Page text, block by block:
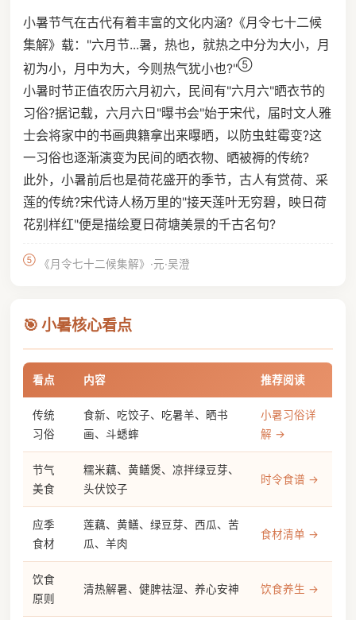
小暑节气在古代有着丰富的文化内涵?《月令七十二候
集解》载："六月节...暑，热也，就热之中分为大小，月
初为小，月中为大，今则热气犹小也?"⑤
小暑时节正值农历六月初六，民间有"六月六"晒衣节的
习俗?据记载，六月六日"曝书会"始于宋代，届时文人雅
士会将家中的书画典籍拿出来曝晒，以防虫蛀霉变?这
一习俗也逐渐演变为民间的晒衣物、晒被褥的传统?
此外，小暑前后也是荷花盛开的季节，古人有赏荷、采
莲的传统?宋代诗人杨万里的"接天莲叶无穷碧，映日荷
花别样红"便是描绘夏日荷塘美景的千古名句?
⑤ 《月令七十二候集解》·元·吴澄
🎯 小暑核心看点
看点 内容 推荐阅读
传统
习俗
食新、吃饺子、吃暑羊、晒书
画、斗蟋蟀
小暑习俗详
解 →
节气
美食
糯米藕、黄鳝煲、凉拌绿豆芽、
头伏饺子
时令食谱 →
应季
食材
莲藕、黄鳝、绿豆芽、西瓜、苦
瓜、羊肉
食材清单 →
饮食
原则
清热解暑、健脾祛湿、养心安神 饮食养生 →